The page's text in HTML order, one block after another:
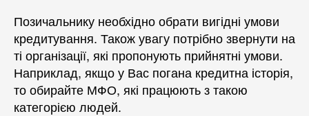
Позичальнику необхідно обрати вигідні умови
кредитування. Також увагу потрібно звернути на
ті організації, які пропонують прийнятні умови.
Наприклад, якщо у Вас погана кредитна історія,
то обирайте МФО, які працюють з такою
категорією людей.